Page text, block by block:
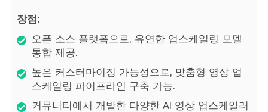
장점:
오픈 소스 플랫폼으로, 유연한 업스케일링 모델
통합 제공.
높은 커스터마이징 가능성으로, 맞춤형 영상 업
스케일링 파이프라인 구축 가능.
커뮤니티에서 개발한 다양한 AI 영상 업스케일러